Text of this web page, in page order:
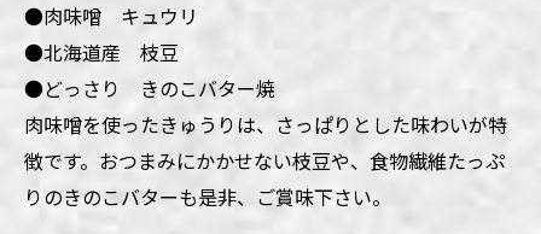
●肉味噌 キュウリ
●北海道産 枝豆
●どっさり きのこバター焼
肉味噌を使ったきゅうりは、さっぱりとした味わいが特
徴です。おつまみにかかせない枝豆や、食物繊維たっぷ
りのきのこバターも是非、ご賞味下さい。